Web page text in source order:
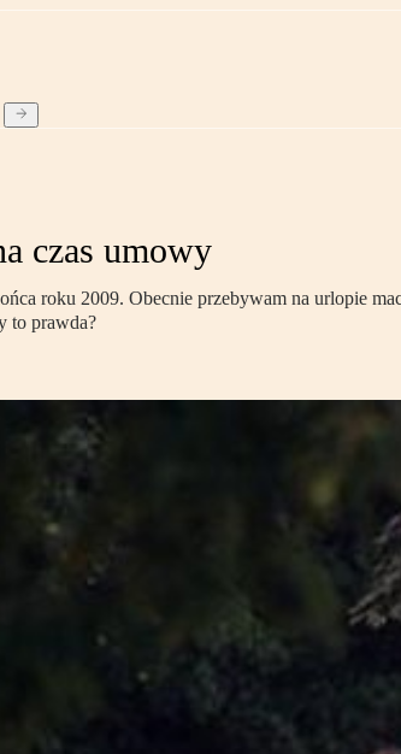
czas umowy
roku 2009. Obecnie przebywam na urlopie
to prawda?